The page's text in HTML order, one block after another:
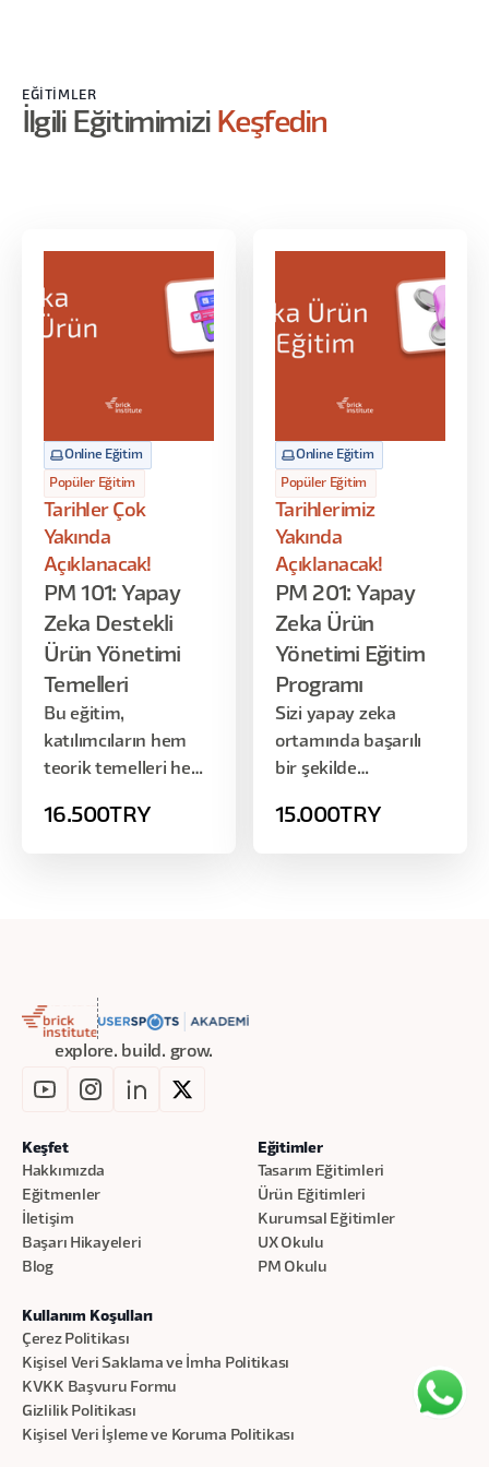
Ürün Yönetiminde Değişen Dünya
PM = Sadece süreç yöneten kişi değil
Değer yaratan, stratejik düşünen
“product alchemist”
İnsan sezgisi + AI zekası = Simya
PM & AI Rol Dağılımı (Kim ne yapmalı?)
İnsan nerede güçlü?
AI nerede güçlü?
Birlikte nasıl co-founder gibi çalışır?
Hibrit modelin temel yapısı
Uygulamalı Mini Örnek / Demo
AI destekli ürün yönetimi gerçek bir
senaryo üzerinde gösterilir
EĞITIMLER
İlgili Eğitimimizi Keşfedin
Online Eğitim
Popüler Eğitim
Tarihler Çok
Yakında
Açıklanacak!
PM 101: Yapay
Zeka Destekli
Ürün Yönetimi
Temelleri
Bu eğitim,
katılımcıların hem
teorik temelleri hem
öğrenerek bir
kazanmalarını
hedefler.
16.500TRY
Online Eğitim
Popüler Eğitim
Tarihlerimiz
Yakında
Açıklanacak!
PM 201: Yapay
Zeka Ürün
Yönetimi Eğitim
Programı
Sizi yapay zeka
ortamında başarılı
bir şekilde
gereken iç görü,
benzersiz bir bakış
açısı sunmaktadır.
15.000TRY
explore. build. grow.
Keşfet
Hakkımızda
Eğitmenler
İletişim
Başarı Hikayeleri
Blog
Eğitimler
Tasarım Eğitimleri
Ürün Eğitimleri
Kurumsal Eğitimler
UX Okulu
PM Okulu
Kullanım Koşulları
Çerez Politikası
Kişisel Veri Saklama ve İmha Politikası
KVKK Başvuru Formu
Gizlilik Politikası
Kişisel Veri İşleme ve Koruma Politikası